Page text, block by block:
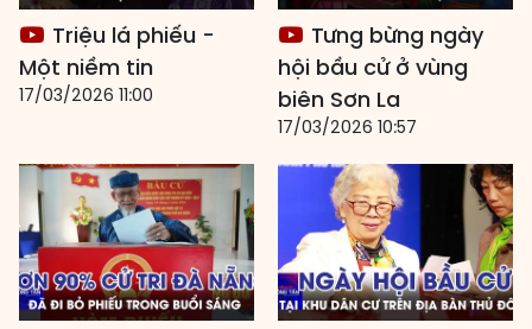
Triệu lá phiếu -
Một niềm tin
17/03/2026 11:00
Tưng bừng ngày
hội bầu cử ở vùng
biên Sơn La
17/03/2026 10:57